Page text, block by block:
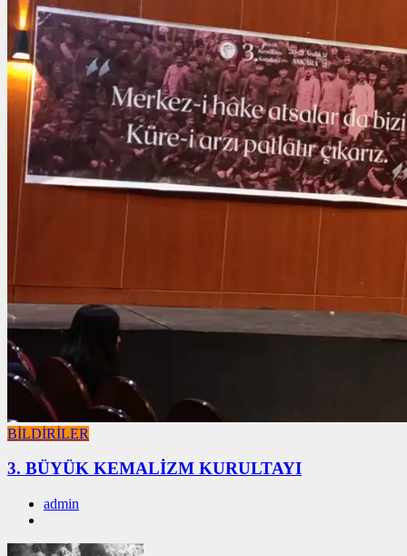
BİLDİRİLER
3. BÜYÜK KEMALİZM KURULTAYI
admin